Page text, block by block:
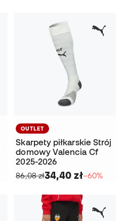
OUTLET
Skarpety piłkarskie Strój
domowy Valencia Cf
2025-2026
86,08 zł34,40 zł−60%